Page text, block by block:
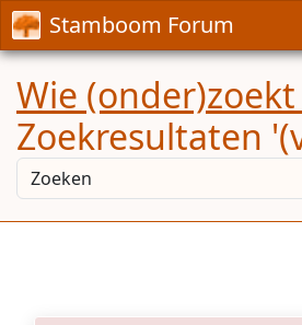
Stamboom Forum
Wie (onder)zoekt
Zoekresultaten